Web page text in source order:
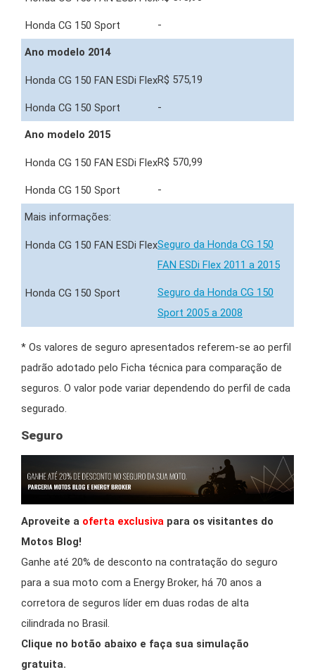
-
Ano modelo 2014
R$ 575,19
-
Ano modelo 2015
R$ 570,99
-
Mais informações:
Seguro da Honda CG 150
FAN ESDi Flex 2011 a 2015
Seguro da Honda CG 150
Sport 2005 a 2008
* Os valores de seguro apresentados referem-se ao perfil
padrão adotado pelo Ficha técnica para comparação de
seguros. O valor pode variar dependendo do perfil de cada
segurado.
Seguro
Aproveite a oferta exclusiva para os visitantes do
Motos Blog!
Ganhe até 20% de desconto na contratação do seguro
para a sua moto com a Energy Broker, há 70 anos a
corretora de seguros líder em duas rodas de alta
cilindrada no Brasil.
Clique no botão abaixo e faça sua simulação
gratuita.